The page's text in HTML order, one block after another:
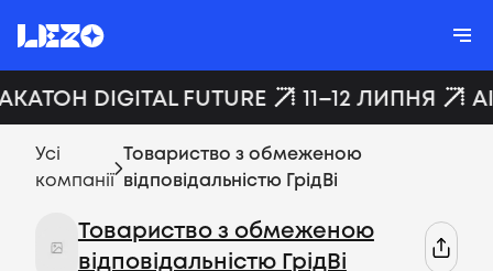
DIGITAL FUTURE 11–12 ЛИПНЯ
Усі
компанії
Товариство з обмеженою
відповідальністю ГрідВі
Товариство з обмеженою
відповідальністю ГрідВі